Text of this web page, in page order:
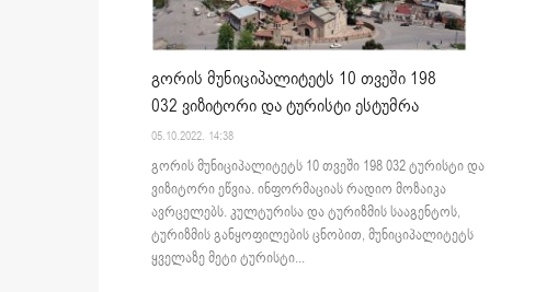
გორის მუნიციპალიტეტს 10 თვეში 198
032 ვიზიტორი და ტურისტი ესტუმრა
05.10.2022. 14:38
გორის მუნიციპალიტეტს 10 თვეში 198 032 ტურისტი და
ვიზიტორი ეწვია. ინფორმაციას რადიო მოზაიკა
ავრცელებს. კულტურისა და ტურიზმის სააგენტოს,
ტურიზმის განყოფილების ცნობით, მუნიციპალიტეტს
ყველაზე მეტი ტურისტი...